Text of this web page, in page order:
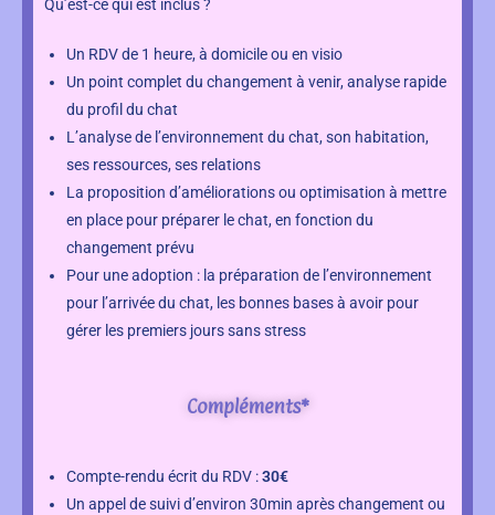
Qu’est-ce qui est inclus ?
Un RDV de 1 heure, à domicile ou en visio
Un point complet du changement à venir, analyse rapide
du profil du chat
L’analyse de l’environnement du chat, son habitation,
ses ressources, ses relations
La proposition d’améliorations ou optimisation à mettre
en place pour préparer le chat, en fonction du
changement prévu
Pour une adoption : la préparation de l’environnement
pour l’arrivée du chat, les bonnes bases à avoir pour
gérer les premiers jours sans stress
Compléments*
Compte-rendu écrit du RDV :30€
Un appel de suivi d’environ 30min après changement ou